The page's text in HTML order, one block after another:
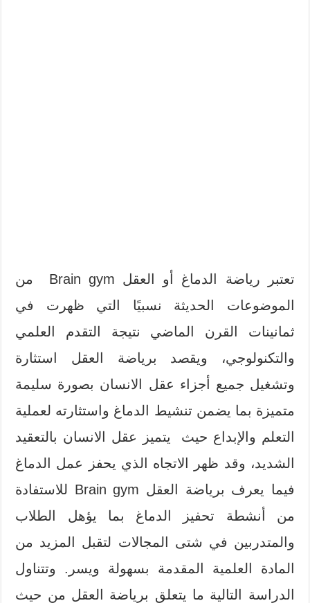
تعتبر رياضة الدماغ أو العقل Brain gym
من
الموضوعات الحديثة نسبيًا التي ظهرت في
ثمانينات القرن الماضي نتيجة التقدم العلمي
والتكنولوجي، ويقصد برياضة العقل استثارة
وتشغيل جميع أجزاء عقل الانسان بصورة سليمة
متميزة بما يضمن تنشيط الدماغ واستثارته لعملية
التعلم والإبداع حيث
يتميز عقل الانسان بالتعقيد
الشديد، وقد ظهر الاتجاه الذي يحفز عمل الدماغ
فيما يعرف برياضة العقل Brain gym للاستفادة
من أنشطة تحفيز الدماغ بما يؤهل الطلاب
والمتدربين في شتى المجالات لتقبل المزيد من
المادة العلمية المقدمة بسهولة ويسر. وتتناول
الدراسة التالية ما يتعلق برياضة العقل من حيث